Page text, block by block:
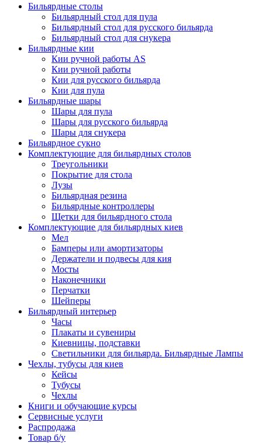
Бильярдные столы
Бильярдный стол для пула
Бильярдный стол для русского бильярда
Бильярдный стол для снукера
Бильярдные кии
Кии ручной работы AS
Кии ручной работы
Кии для русского бильярда
Кии для пула
Бильярдные шары
Шары для пула
Шары для русского бильярда
Шары для снукера
Бильярдное сукно
Комплектующие для бильярдных столов
Треугольники
Покрытие для стола
Лузы
Бильярдная резина
Бильярдные контроллеры
Щетки для бильярдного стола
Комплектующие для бильярдных киев
Мел
Бамперы или амортизаторы
Держатели и подвесы для кия
Мосты
Наконечники
Перчатки
Шейперы
Бильярдный интерьер
Часы
Плакаты и сувениры
Киевницы, подставки
Светильники для бильярда. Бильярдные Лампы
Чехлы, тубусы для киев
Кейсы
Тубусы
Чехлы
Книги и обучающие курсы
Сервисные услуги
Распродажа
Товар б/у